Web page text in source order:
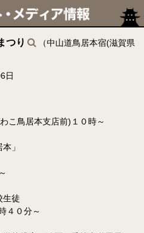
つり
（中山道鳥居本宿(滋賀県
日
こ鳥居本支店前)１０時～
」
生徒
４０分～